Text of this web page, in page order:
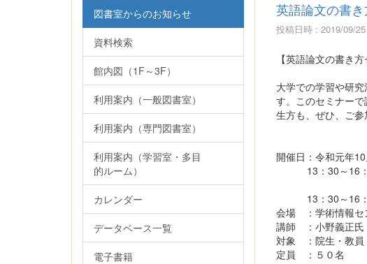
英語論文の書
投稿日時 : 2019/09/25
【英語論文の書き
大学での学習や研
す。このセミナー
生方も、ぜひ、ご参
開催日：令和元年10
13：30～16：
11日
13：30～16：
会場 ：学術情報セ
講師 ：小野義正氏
対象 ：院生・教員
定員 ：５０名
図書室からのお知らせ
資料検索
館内図（1F～3F）
利用案内（一般図書室）
利用案内（専門図書室）
利用案内（学習室・多目
的ルーム）
カレンダー
データベース一覧
電子書籍